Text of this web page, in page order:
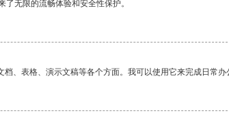
无限的流畅体验和安全性保护。
、表格、演示文稿等各个方面。我可以使用它来完成日常办